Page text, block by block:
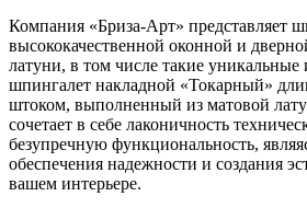
Компания «Бриза-Арт» представляет
высококачественной оконной и
латуни, в том числе такие уникальные
шпингалет накладной «Токарный»
штоком, выполненный из матовой
сочетает в себе лаконичность
безупречную функциональность,
обеспечения надежности и создания
вашем интерьере.